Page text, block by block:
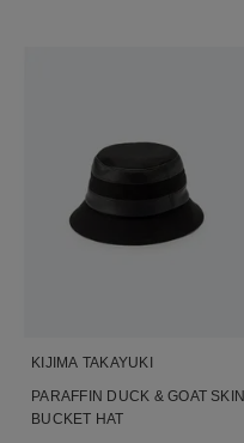
KIJIMA TAKAYUKI
PARAFFIN DUCK & GOAT SKIN
BUCKET HAT